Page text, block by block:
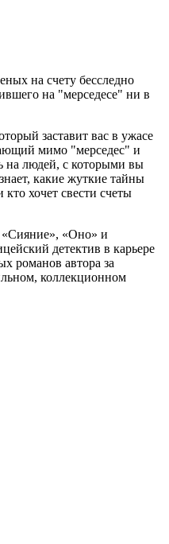
на счету бесследно
на "мерседесе" ни в
заставит вас в ужасе
мимо "мерседес" и
на людей, с которыми вы
какие жуткие тайны
хочет свести счеты
«Сияние», «Оно» и
детектив в карьере
романов автора за
коллекционном